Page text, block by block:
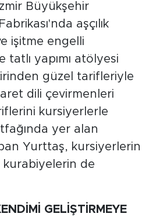
Büyükşehir
aşçılık
işitme engelli
yapımı atölyesi
güzel tarifleriyle
dili çevirmenleri
kursiyerlerle
yer alan
Yurttaş, kursiyerlerin
kurabiyelerin de
GELİŞTİRMEYE